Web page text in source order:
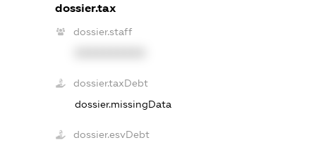
dossier.tax
dossier.staff
dossier.taxDebt
dossier.missingData
dossier.esvDebt